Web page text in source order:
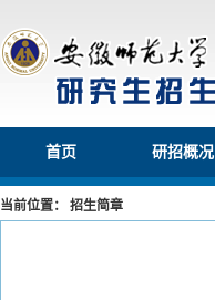
首页 研招概况
当前位置： 招生简章